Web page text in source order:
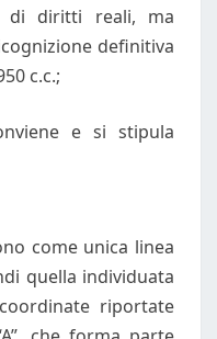
di diritti reali, ma
definitiva
c.c.;
e si stipula
come unica linea
quella individuata
riportate